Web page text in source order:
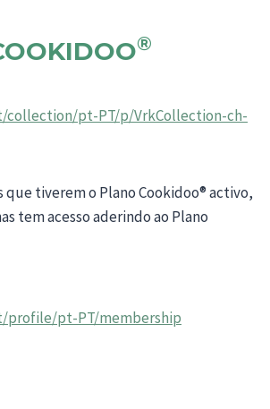
®
collection/pt-PT/p/VrkCollection-ch-
que tiverem o Plano Cookidoo® activo,
tem acesso aderindo ao Plano
profile/pt-PT/membership